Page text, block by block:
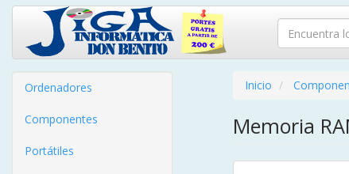
Ordenadores
Componentes
Portátiles
Inicio
Memoria